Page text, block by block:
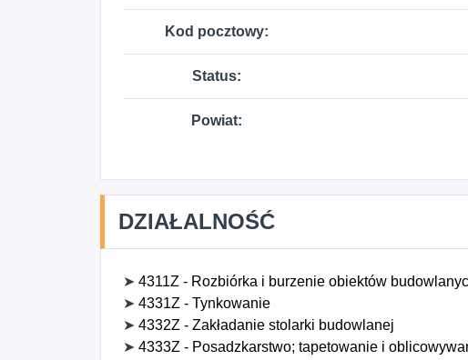
Kod pocztowy:
Status:
Powiat:
DZIAŁALNOŚĆ
➤ 4311Z - Rozbiórka i burzenie obiektów
➤ 4331Z - Tynkowanie
➤ 4332Z - Zakładanie stolarki budowlanej
➤ 4333Z - Posadzkarstwo; tapetowanie i